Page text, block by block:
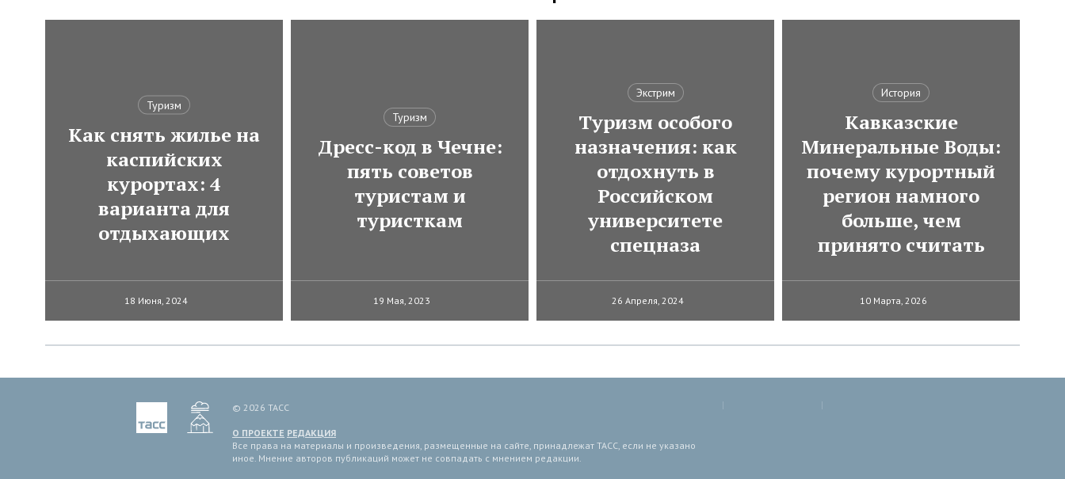
Туризм
Как снять жилье на
каспийских
курортах: 4
варианта для
отдыхающих
18 Июня, 2024
Туризм
Дресс-код в Чечне:
пять советов
туристам и
туристкам
19 Мая, 2023
Экстрим
Туризм особого
назначения: как
отдохнуть в
Российском
университете
спецназа
26 Апреля, 2024
История
Кавказские
Минеральные Воды:
почему курортный
регион намного
больше, чем
принято считать
10 Марта, 2026
© 2026 ТАСС
О ПРОЕКТЕ РЕДАКЦИЯ
Все права на материалы и произведения, размещенные на сайте, принадлежат ТАСС, если не указано
иное. Мнение авторов публикаций может не совпадать с мнением редакции.